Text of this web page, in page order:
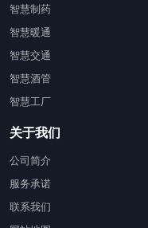
智慧制药
智慧暖通
智慧交通
智慧酒管
智慧工厂
关于我们
公司简介
服务承诺
联系我们